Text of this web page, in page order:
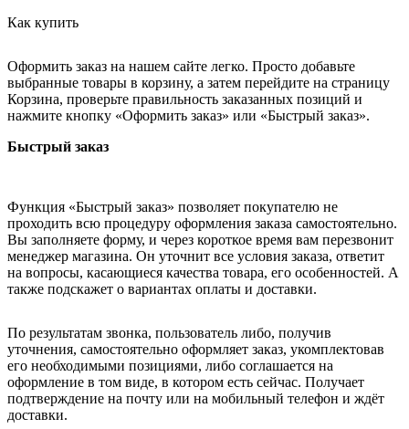
Как купить
Оформить заказ на нашем сайте легко. Просто добавьте
выбранные товары в корзину, а затем перейдите на страницу
Корзина, проверьте правильность заказанных позиций и
нажмите кнопку «Оформить заказ» или «Быстрый заказ».
Быстрый заказ
Функция «Быстрый заказ» позволяет покупателю не
проходить всю процедуру оформления заказа самостоятельно.
Вы заполняете форму, и через короткое время вам перезвонит
менеджер магазина. Он уточнит все условия заказа, ответит
на вопросы, касающиеся качества товара, его особенностей. А
также подскажет о вариантах оплаты и доставки.
По результатам звонка, пользователь либо, получив
уточнения, самостоятельно оформляет заказ, укомплектовав
его необходимыми позициями, либо соглашается на
оформление в том виде, в котором есть сейчас. Получает
подтверждение на почту или на мобильный телефон и ждёт
доставки.